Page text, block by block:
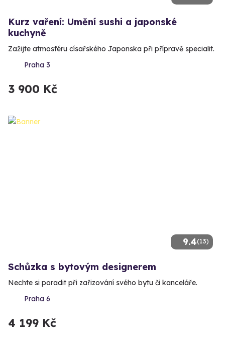
Kurz vaření: Umění sushi a japonské
kuchyně
Zažijte atmosféru císařského Japonska při přípravě specialit.
Praha 3
3 900 Kč
9.4(13)
Schůzka s bytovým designerem
Nechte si poradit při zařizování svého bytu či kanceláře.
Praha 6
4 199 Kč